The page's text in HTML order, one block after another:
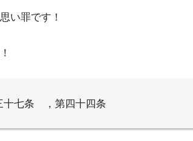
い罪です！
七条 ，第四十四条